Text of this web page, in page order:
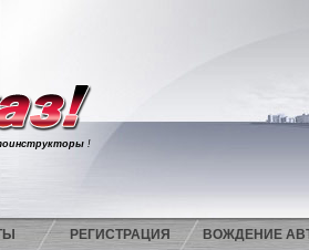
!
РЕГИСТРАЦИЯ ВОЖДЕНИЕ